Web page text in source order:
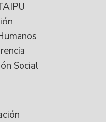
Social